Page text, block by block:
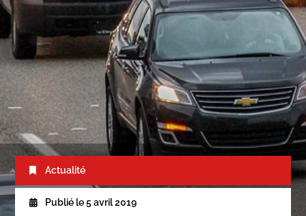
Actualité
Publié le 5 avril 2019